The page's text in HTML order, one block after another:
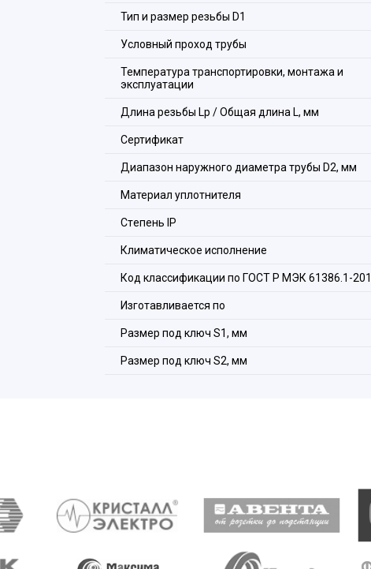
Расшифровка обозначения
Состав комплекта:
1. Корпус.
Тип и размер резьбы D1
Условный проход трубы
Температура транспортировки, монтажа и
эксплуатации
Длина резьбы Lp / Общая длина L, мм
Сертификат
Диапазон наружного диаметра трубы D2, мм
Материал уплотнителя
Стeпень IP
Климатическое исполнение
Код классификации по ГОСТ Р МЭК 61386.1-
Изготавливается по
Размер под ключ S1, мм
Размер под ключ S2, мм